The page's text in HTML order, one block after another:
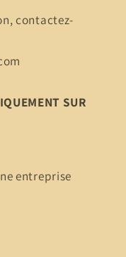
contactez-
SUR
entreprise